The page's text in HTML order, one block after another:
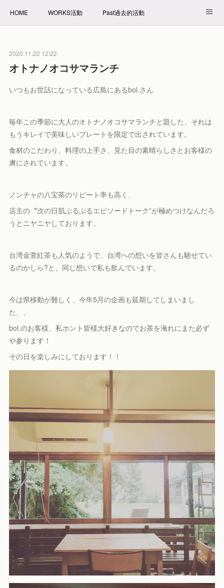
HOME WORKS活動 Past過去的活動
2020.11.22 12:22
オトナノオコサマランチ
いつもお世話になっている広島にあるbol.さん
毎年この季節に大人のオトナノオコサマランチと題した、それは
もうキレイで美味しいプレートを限定で出されています。
食材のこだわり、料理の上手さ、見た目の素晴らしさとお客様の
虜にされています。
ノンチャの八宝茶のリピート率も高く、
店主の〝次の日肌ぷるぷるエピソードトーク”が極めつけなんだろ
うとニヤニヤしております。
台湾金萱紅茶も人気のようで、台湾への想いを皆さんも馳せてい
るのかしら?と、同じ想いで私も飲んでいます。
今は県移動が難しく、今年5月の企画も延期してしまいまし
た、、
bol.のお客様、私ホント皆様大好きなのでお茶を淹れにまた必ず
や参ります！
その日を楽しみにしております！！